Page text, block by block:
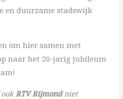
en duurzame stadswijk
om hier samen met
naar het 20-jarig jubileum
RTV Rijmondniet